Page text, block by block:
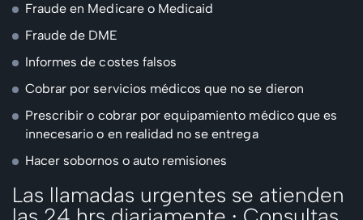
Fraude en Medicare o Medicaid
Fraude de DME
Informes de costes falsos
Cobrar por servicios médicos que no se dieron
Prescribir o cobrar por equipamiento médico que es
innecesario o en realidad no se entrega
Hacer sobornos o auto remisiones
Las llamadas urgentes se atienden